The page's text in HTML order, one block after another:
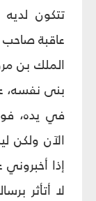
تتكون
عاقبة صاحب
الملك بن
بنى نفسه،
في يده،
الآن ولكن
إذا
لا أتأثر